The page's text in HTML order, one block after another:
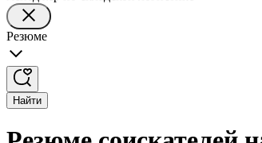
Резюме
Найти